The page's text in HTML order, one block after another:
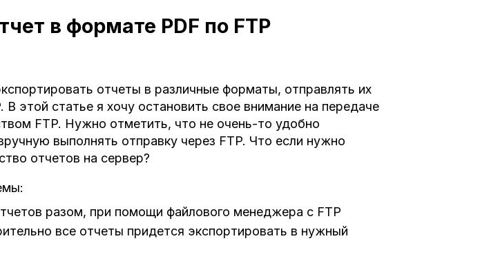
в формате PDF по FTP
отчеты в различные форматы, отправлять их
В этой статье я хочу остановить свое внимание на передаче
FTP. Нужно отметить, что не очень-то удобно
выполнять отправку через FTP. Что если нужно
отчетов на сервер?
разом, при помощи файлового менеджера с FTP
все отчеты придется экспортировать в нужный